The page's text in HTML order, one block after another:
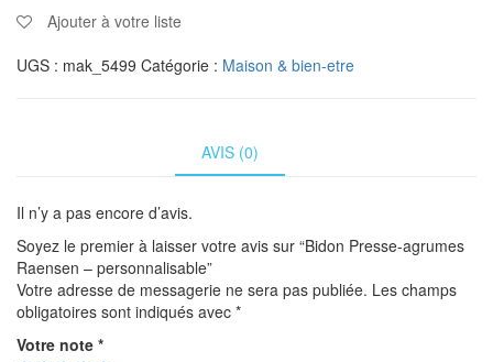
Ajouter à votre liste
UGS : mak_5499 Catégorie : Maison & bien-etre
AVIS (0)
Il n’y a pas encore d’avis.
Soyez le premier à laisser votre avis sur “Bidon Presse-agrumes
Raensen – personnalisable”
Votre adresse de messagerie ne sera pas publiée. Les champs
obligatoires sont indiqués avec *
Votre note *